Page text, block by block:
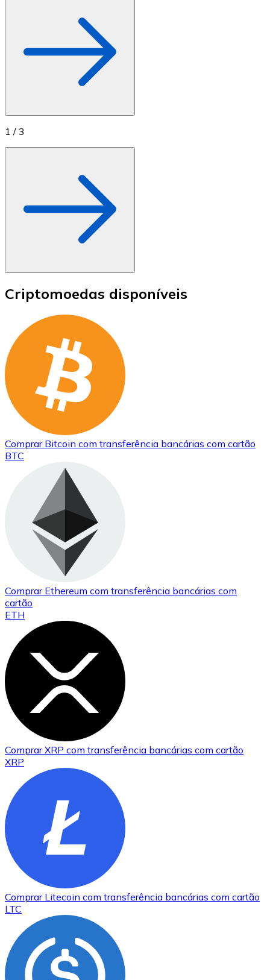
1 / 3
Criptomoedas disponíveis
Comprar Bitcoin com transferência bancárias com cartão
BTC
Comprar Ethereum com transferência bancárias com
cartão
ETH
ComprarXRP com transferência bancárias com cartão
XRP
Comprar Litecoin com transferência bancárias com cartão
LTC